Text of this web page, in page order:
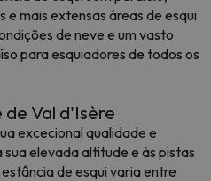
mais extensas áreas de esqui
de neve e um vasto
para esquiadores de todos os
Val d'Isère
excecional qualidade e
elevada altitude e às pistas
de esqui varia entre